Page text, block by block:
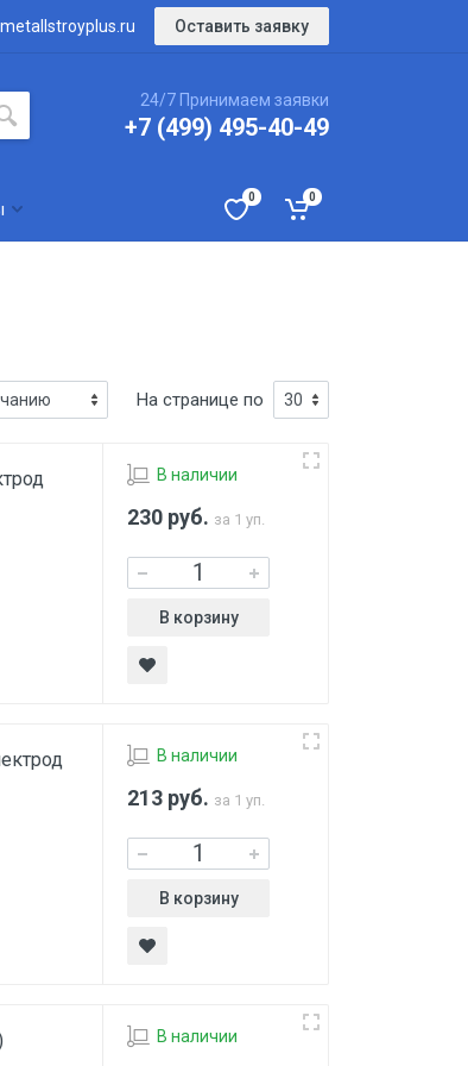
Оставить заявку
24/7 Принимаем заявки
+7 (499) 495-40-49
0 0
На странице по
В наличии
230 руб. за 1 уп.
В корзину
В наличии
213 руб. за 1 уп.
В корзину
В наличии